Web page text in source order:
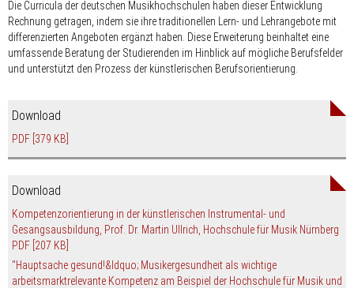
Die Curricula der deutschen Musikhochschulen haben dieser Entwicklung
Rechnung getragen, indem sie ihre traditionellen Lern- und Lehrangebote mit
differenzierten Angeboten ergänzt haben. Diese Erweiterung beinhaltet eine
umfassende Beratung der Studierenden im Hinblick auf mögliche Berufsfelder
und unterstützt den Prozess der künstlerischen Berufsorientierung.
Download
PDF [379 KB]
Download
Kompetenzorientierung in der künstlerischen Instrumental- und
Gesangsausbildung, Prof. Dr. Martin Ullrich, Hochschule für Musik Nürnberg
PDF [207 KB]
"Hauptsache gesund!&ldquo; Musikergesundheit als wichtige
arbeitsmarktrelevante Kompetenz am Beispiel der Hochschule für Musik und